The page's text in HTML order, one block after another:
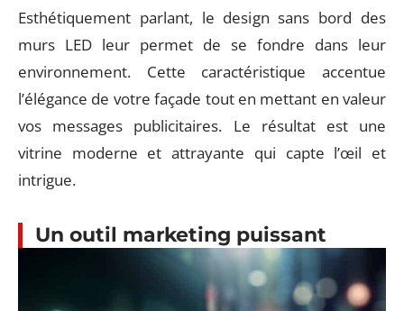
Esthétiquement parlant, le design sans bord des
murs LED leur permet de se fondre dans leur
environnement. Cette caractéristique accentue
l’élégance de votre façade tout en mettant en valeur
vos messages publicitaires. Le résultat est une
vitrine moderne et attrayante qui capte l’œil et
intrigue.
Un outil marketing puissant